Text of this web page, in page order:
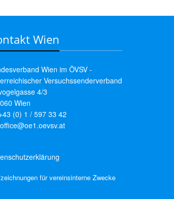
Wien
Wien im ÖVSV -
Versuchssenderverband
4/3
Wien
(0) 1 / 597 33 42
office@oe1.oevsv.at
für vereinsinterne Zwecke